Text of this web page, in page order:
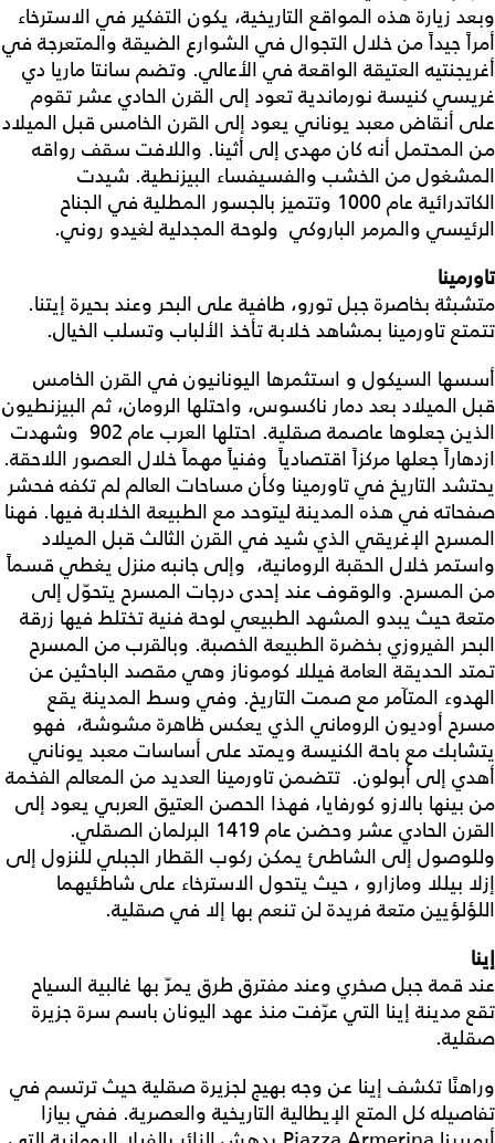
وبعد زيارة هذه المواقع التاريخية، يكون التفكير في الاسترخاء
أمراً جيداً من خلال التجوال في الشوارع الضيقة والمتعرجة في
أغريجنتيه العتيقة الواقعة في الأعالي. وتضم سانتا ماريا دي
غريسي كنيسة نورماندية تعود إلى القرن الحادي عشر تقوم
على أنقاض معبد يوناني يعود إلى القرن الخامس قبل الميلاد
من المحتمل أنه كان مهدى إلى أثينا. واللافت سقف رواقه
المشغول من الخشب والفسيفساء البيزنطية. شيدت
الكاتدرائية عام 1000 وتتميز بالجسور المطلية في الجناح
الرئيسي والمرمر الباروكي ولوحة المجدلية لغيدو روني.
تاورمينا
متشبثة بخاصرة جبل تورو، طافية على البحر وعند بحيرة إيتنا.
تتمتع تاورمينا بمشاهد خلابة تأخذ الألباب وتسلب الخيال.
أسسها السيكول و استثمرها اليونانيون في القرن الخامس
قبل الميلاد بعد دمار ناكسوس، واحتلها الرومان، ثم البيزنطيون
الذين جعلوها عاصمة صقلية. احتلها العرب عام 902 وشهدت
ازدهاراً جعلها مركزاً اقتصادياً وفنياً مهماً خلال العصور اللاحقة.
يحتشد التاريخ في تاورمينا وكأن مساحات العالم لم تكفه فحشر
صفحاته في هذه المدينة ليتوحد مع الطبيعة الخلابة فيها. فهنا
المسرح الإغريقي الذي شيد في القرن الثالث قبل الميلاد
واستمر خلال الحقبة الرومانية، وإلى جانبه منزل يغطي قسماً
من المسرح. والوقوف عند إحدى درجات المسرح يتحوّل إلى
متعة حيث يبدو المشهد الطبيعي لوحة فنية تختلط فيها زرقة
البحر الفيروزي بخضرة الطبيعة الخصبة. وبالقرب من المسرح
تمتد الحديقة العامة فيللا كوموناز وهي مقصد الباحثين عن
الهدوء المتآمر مع صمت التاريخ. وفي وسط المدينة يقع
مسرح أوديون الروماني الذي يعكس ظاهرة مشوشة، فهو
يتشابك مع باحة الكنيسة ويمتد على أساسات معبد يوناني
أهدي إلى أبولون. تتضمن تاورمينا العديد من المعالم الفخمة
من بينها بالازو كورفايا، فهذا الحصن العتيق العربي يعود إلى
القرن الحادي عشر وحضن عام 1419 البرلمان الصقلي.
وللوصول إلى الشاطئ يمكن ركوب القطار الجبلي للنزول إلى
إزلا بيللا ومازارو ، حيث يتحول الاسترخاء على شاطئيهما
اللؤلؤيين متعة فريدة لن تنعم بها إلا في صقلية.
إينا
عند قمة جبل صخري وعند مفترق طرق يمرّ بها غالبية السياح
تقع مدينة إينا التي عرّفت منذ عهد اليونان باسم سرة جزيرة
صقلية.
وراهنًا تكشف إينا عن وجه بهيج لجزيرة صقلية حيث ترتسم في
تفاصيله كل المتع الإيطالية التاريخية والعصرية. ففي بيازا